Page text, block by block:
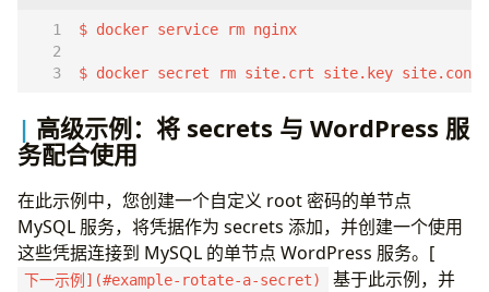
$ docker secret rm site.crt site.key site.conf
高级示例：将 secrets 与 WordPress 服
务配合使用
在此示例中，您创建一个自定义 root 密码的单节点
MySQL 服务，将凭据作为 secrets 添加，并创建一个使用
这些凭据连接到 MySQL 的单节点 WordPress 服务。[
下一示例](#example-rotate-a-secret)
基于此示例，并